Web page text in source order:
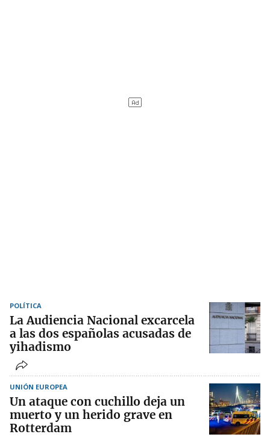
POLÍTICA
La Audiencia Nacional excarcela
a las dos españolas acusadas de
yihadismo
UNIÓN EUROPEA
Un ataque con cuchillo deja un
muerto y un herido grave en
Rotterdam